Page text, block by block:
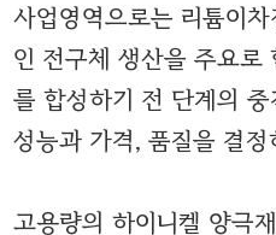
사업영역으로는 리튬이
인 전구체 생산을 주요로
를 합성하기 전 단계의
성능과 가격, 품질을 결
고용량의 하이니켈 양극